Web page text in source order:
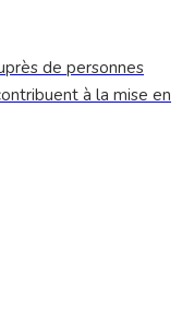
de personnes
à la mise en